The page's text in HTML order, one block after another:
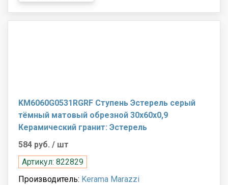
KM6060G0531RGRF Ступень Эстерель серый
тёмный матовый обрезной 30x60x0,9
Керамический гранит: Эстерель
584 руб. / шт
Артикул: 822829
Производитель: Kerama Marazzi